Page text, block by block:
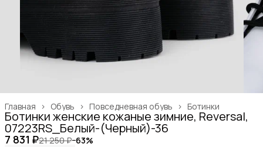
Ботинки
Повседневная обувь ›
Обувь ›
Главная ›
Ботинки женские кожаные зимние, Reversal,
07223RS_Белый-(Черный)-36
7 831 ₽21 250 ₽−63%